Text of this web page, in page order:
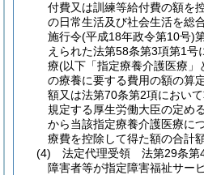
付費又は訓練等給付費の額を
の日常生活及び社会生活を総
施行令(平成18年政令第10号)
えられた法第58条第3項第1号
療(以下「指定療養介護医療」
の療養に要する費用の額の算
額又は法第70条第2項におい
規定する厚生労働大臣の定め
から当該指定療養介護医療に
療費を控除して得た額の合計
(4)
法定代理受領 法第29条第
障害者等が指定障害福祉サー